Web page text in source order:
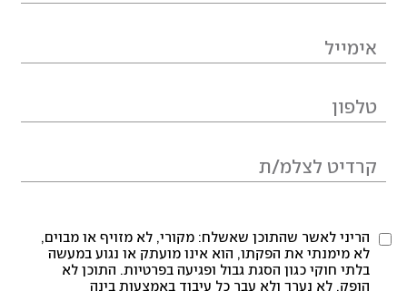
הריני לאשר שהתוכן שאשלח: מקורי, לא מזויף או מבוים,
לא מימנתי את הפקתו, הוא אינו מועתק או נגוע במעשה
בלתי חוקי כגון הסגת גבול ופגיעה בפרטיות. התוכן לא
הופק, לא נערך ולא עבר כל עיבוד באמצעות בינה